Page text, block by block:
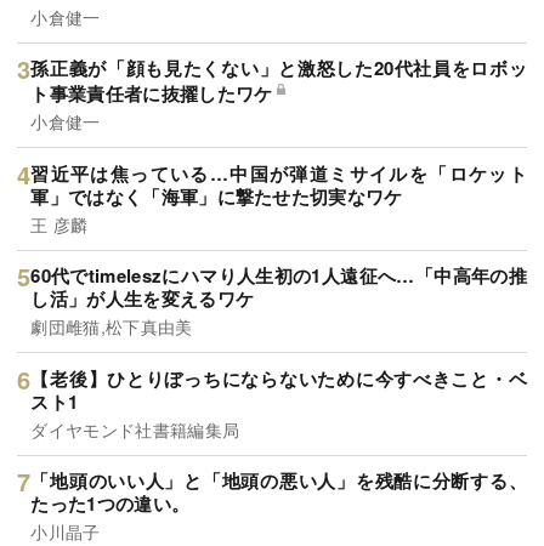
小倉健一
孫正義が「顔も見たくない」と激怒した20代社員をロボッ
ト事業責任者に抜擢したワケ
小倉健一
習近平は焦っている…中国が弾道ミサイルを「ロケット
軍」ではなく「海軍」に撃たせた切実なワケ
王 彦麟
60代でtimeleszにハマり人生初の1人遠征へ…「中高年の推
し活」が人生を変えるワケ
劇団雌猫,松下真由美
【老後】ひとりぼっちにならないために今すべきこと・ベ
スト1
ダイヤモンド社書籍編集局
「地頭のいい人」と「地頭の悪い人」を残酷に分断する、
たった1つの違い。
小川晶子